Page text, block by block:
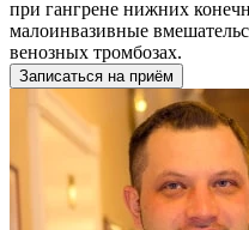
при гангрене нижних
малоинвазивные
венозных тромбозах.
Записаться на приём